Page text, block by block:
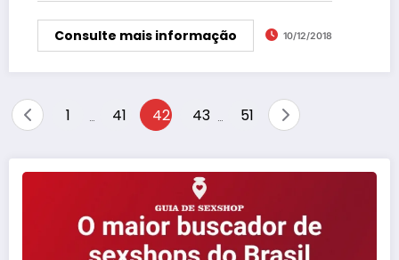
Consulte mais informação 10/12/2018
Paginação
posts
1 41 42 43 51